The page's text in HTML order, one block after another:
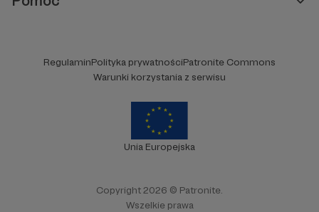
RegulaminPolityka prywatnościPatronite Commons
Warunki korzystania z serwisu
Unia Europejska
Copyright 2026 © Patronite.
Wszelkie prawa